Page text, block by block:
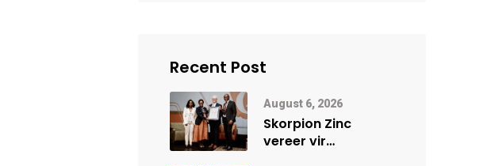
Recent Post
August 6, 2026
Skorpion Zinc
vereer vir